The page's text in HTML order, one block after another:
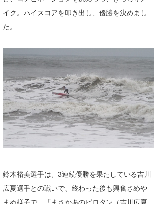
イク。ハイスコアを叩き出し、優勝を決めまし
た。
鈴木裕美選手は、3連続優勝を果たしている吉川
広夏選手との戦いで、終わった後も興奮さめや
まぬ様子で、「まさかあのピロタン（吉川広夏